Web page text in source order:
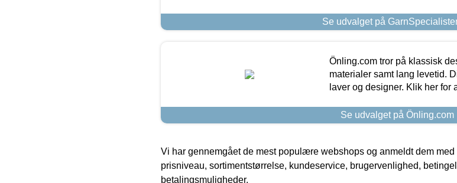
Se udvalget på
Önling.com tror på klassisk
materialer samt lang levetid.
laver og designer. Klik her for
Se udvalget på Önling.com
Vi har gennemgået de mest populære webshops og anmeldt dem
prisniveau, sortimentstørrelse, kundeservice, brugervenlighed,
betalingsmuligheder.